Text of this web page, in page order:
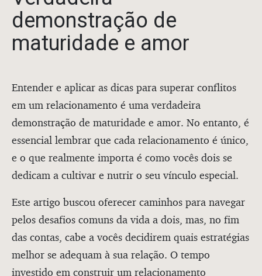
demonstração de
maturidade e amor
Entender e aplicar as dicas para superar conflitos
em um relacionamento é uma verdadeira
demonstração de maturidade e amor. No entanto, é
essencial lembrar que cada relacionamento é único,
e o que realmente importa é como vocês dois se
dedicam a cultivar e nutrir o seu vínculo especial.
Este artigo buscou oferecer caminhos para navegar
pelos desafios comuns da vida a dois, mas, no fim
das contas, cabe a vocês decidirem quais estratégias
melhor se adequam à sua relação. O tempo
investido em construir um relacionamento